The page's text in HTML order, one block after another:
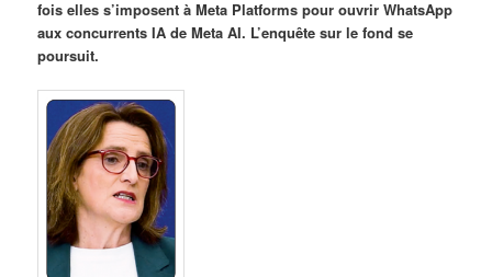
fois elles s’imposent à Meta Platforms pour ouvrir WhatsApp
aux concurrents IA de Meta AI. L’enquête sur le fond se
poursuit.